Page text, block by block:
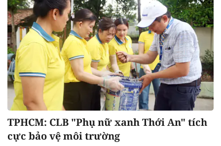
TPHCM: CLB "Phụ nữ xanh Thới An" tích
cực bảo vệ môi trường